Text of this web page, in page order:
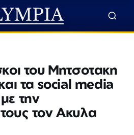
του Μητσοτακη
τα social media
την
τον Ακυλα